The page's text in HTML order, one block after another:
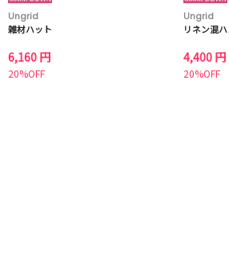
Ungrid
雑材ハット
6,160 円
20%OFF
Ungrid
リネン混
4,400 円
20%OFF